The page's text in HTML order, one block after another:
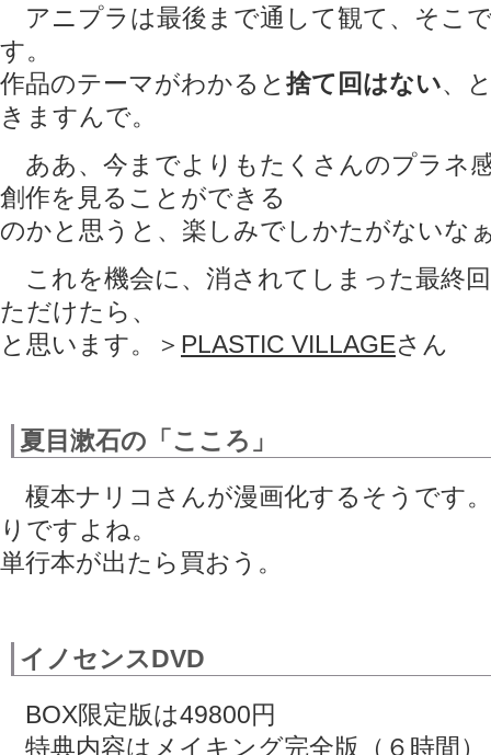
アニプラは最後まで通して観て、そこ
す。
作品のテーマがわかると 捨て回はない、
きますんで。
ああ、今までよりもたくさんのプラネ
創作を見ることができる
のかと思うと、楽しみでしかたがないな
これを機会に、消されてしまった最終
ただけたら、
と思います。＞ PLASTIC VILLAGEさん
夏目漱石の「こころ」
榎本ナリコさんが漫画化するそうです
りですよね。
単行本が出たら買おう。
イノセンスDVD
BOX限定版は49800円
特典内容はメイキング完全版（６時間）